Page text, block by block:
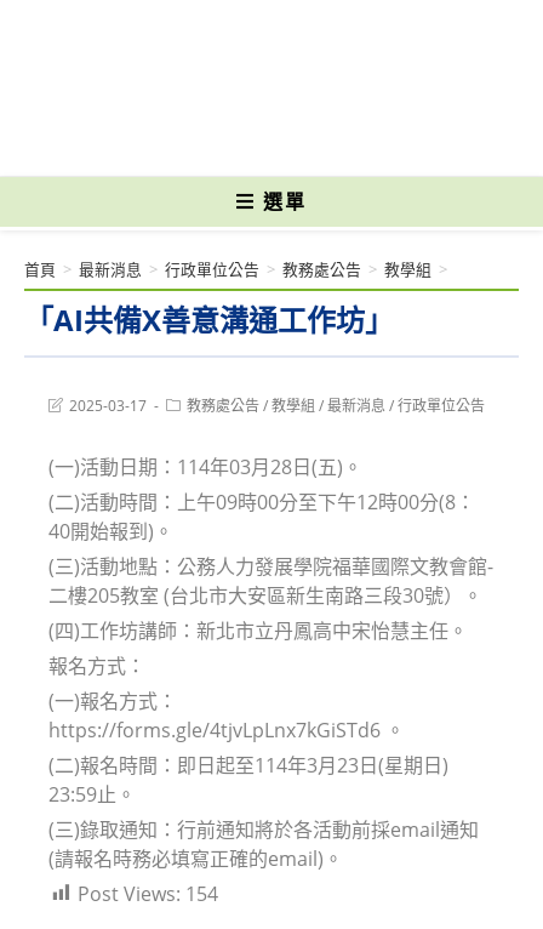
選單
「AI共備X善意溝通工作坊」
首頁 > 最新消息 > 行政單位公告 > 教務處公告 > 教學組 >
Post2025-03-17
Post教務處公告/教學組 /最新消息 /行政單位公告
(一)活動日期：114年03月28日(五)。
(二)活動時間：上午09時00分至下午12時00分(8：
40開始報到)。
(三)活動地點：公務人力發展學院福華國際文教會館-
二樓205教室 (台北市大安區新生南路三段30號）。
(四)工作坊講師：新北市立丹鳳高中宋怡慧主任。
報名方式：
(一)報名方式：
https://forms.gle/4tjvLpLnx7kGiSTd6 。
(二)報名時間：即日起至114年3月23日(星期日)
23:59止。
(三)錄取通知：行前通知將於各活動前採email通知
(請報名時務必填寫正確的email)。
Post Views: 154